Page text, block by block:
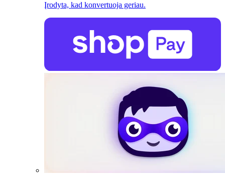
Įrodyta, kad konvertuoja geriau.